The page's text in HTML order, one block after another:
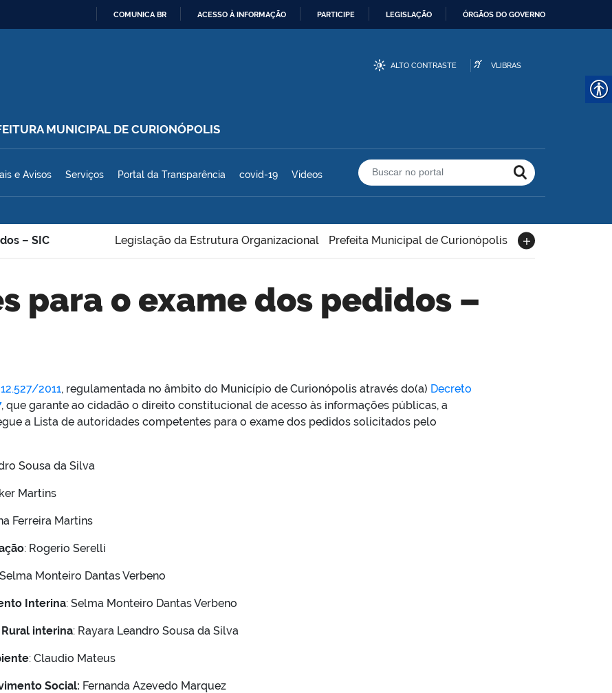
COMUNICA BR ACESSO À INFORMAÇÃO PARTICIPE LEGISLAÇÃO ÓRGÃOS DO GOVERNO
MUNICIPAL DE CURIONÓPOLIS
ALTO CONTRASTE VLIBRAS
e Avisos Serviços Portal da Transparência covid-19 Videos Buscar no portal
– SIC Legislação da Estrutura Organizacional Prefeita Municipal de Curionópolis
2011, regulamentada no âmbito do Município de Curionópolis através do(a) Decreto
, que garante ao cidadão o direito constitucional de acesso às informações públicas, a
a Lista de autoridades competentes para o exame dos pedidos solicitados pelo
Sousa da Silva
Martins
Ferreira Martins
: Rogerio Serelli
Monteiro Dantas Verbeno
Interina: Selma Monteiro Dantas Verbeno
interina: Rayara Leandro Sousa da Silva
: Claudio Mateus
Social: Fernanda Azevedo Marquez